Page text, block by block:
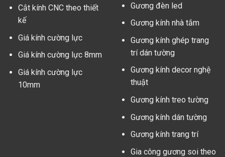
Cắt kính CNC theo thiết
kế
Giá kính cường lực
Giá kính cường lực 8mm
Giá kính cường lực
10mm
Gương đèn led
Gương kính nhà tắm
Gương kính ghép trang
trí dán tường
Gương kính decor nghệ
thuật
Gương kính treo tường
Gương kính dán tường
Gương kính trang trí
Gia công gương soi theo